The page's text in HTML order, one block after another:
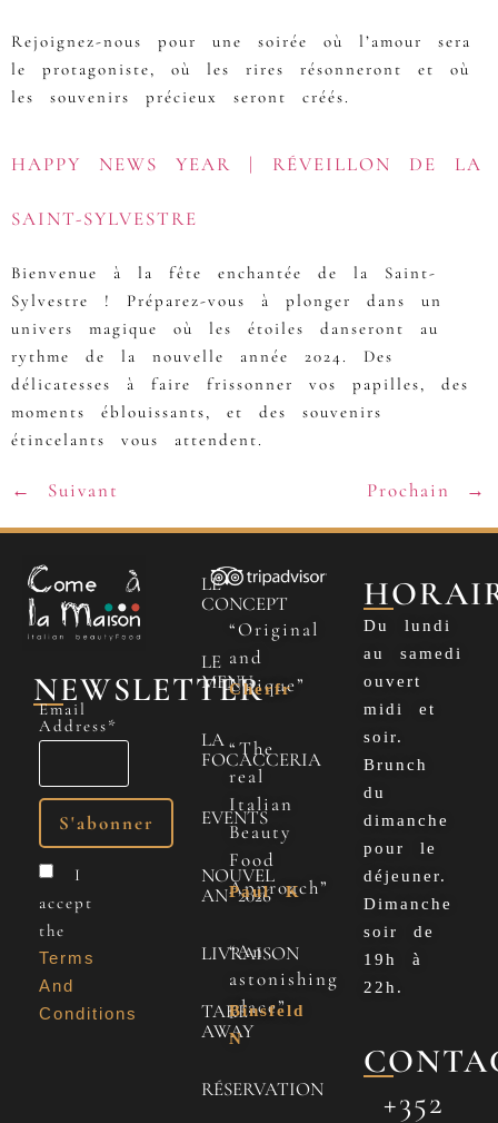
Rejoignez-nous pour une soirée où l’amour sera
le protagoniste, où les rires résonneront et où
les souvenirs précieux seront créés.
HAPPY NEWS YEAR | RÉVEILLON DE LA
SAINT-SYLVESTRE
Bienvenue à la fête enchantée de la Saint-
Sylvestre ! Préparez-vous à plonger dans un
univers magique où les étoiles danseront au
rythme de la nouvelle année 2024. Des
délicatesses à faire frissonner vos papilles, des
moments éblouissants, et des souvenirs
étincelants vous attendent.
← Suivant Prochain →
NEWSLETTER
Email
Address*
I
accept
the
Terms
And
Conditions
LE
CONCEPT
LE
MENU
LA
FOCACCERIA
EVENTS
NOUVEL
AN 2026
LIVRAISON
TAKE
AWAY
RÉSERVATION
“Original
and
Unique”
Cherfr
“The
real
Italian
Beauty
Food
Approach”
Paul K
“An
astonishing
place”
Binsfeld
N
Du lundi
au samedi
ouvert
midi et
soir.
Brunch
du
dimanche
pour le
déjeuner.
Dimanche
soir de
19h à
22h.
+352